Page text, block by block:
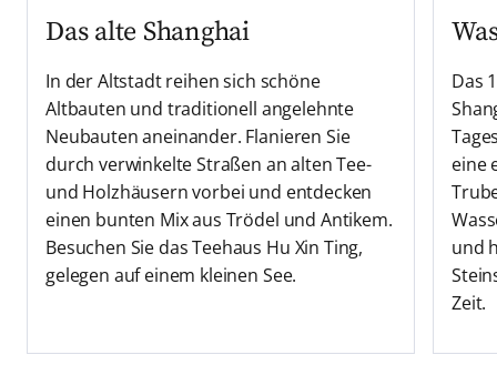
Das alte Shanghai
In der Altstadt reihen sich schöne
Altbauten und traditionell angelehnte
Neubauten aneinander. Flanieren Sie
durch verwinkelte Straßen an alten Tee-
und Holzhäusern vorbei und entdecken
einen bunten Mix aus Trödel und Antikem.
Besuchen Sie das Teehaus Hu Xin Ting,
gelegen auf einem kleinen See.
Das
eine
und
Zeit.